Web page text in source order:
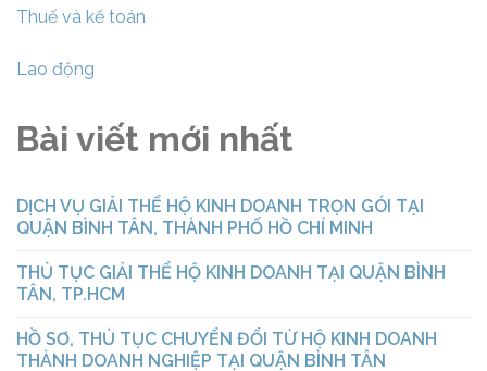
Thuế và kế toán
Lao động
Bài viết mới nhất
DỊCH VỤ GIẢI THỂ HỘ KINH DOANH TRỌN GÓI TẠI
QUẬN BÌNH TÂN, THÀNH PHỐ HỒ CHÍ MINH
THỦ TỤC GIẢI THỂ HỘ KINH DOANH TẠI QUẬN BÌNH
TÂN, TP.HCM
HỒ SƠ, THỦ TỤC CHUYỂN ĐỔI TỪ HỘ KINH DOANH
THÀNH DOANH NGHIỆP TẠI QUẬN BÌNH TÂN